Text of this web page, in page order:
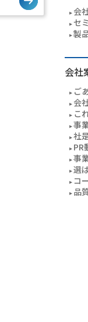
会
セ
製
会社
ご
会
こ
事
社
PR
事
選
コ
品